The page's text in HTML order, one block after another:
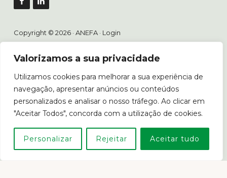
Valorizamos a sua privacidade
Utilizamos cookies para melhorar a sua experiência de
navegação, apresentar anúncios ou conteúdos
personalizados e analisar o nosso tráfego. Ao clicar em
"Aceitar Todos", concorda com a utilização de cookies.
Personalizar Rejeitar Aceitar tudo
Copyright © 2026 · ANEFA · Login
Livro de Reclamações
Em caso de litígio o consumidor poderá recorrer ao Centro
de Arbitragem de Conflitos de Consumo de Lisboa.